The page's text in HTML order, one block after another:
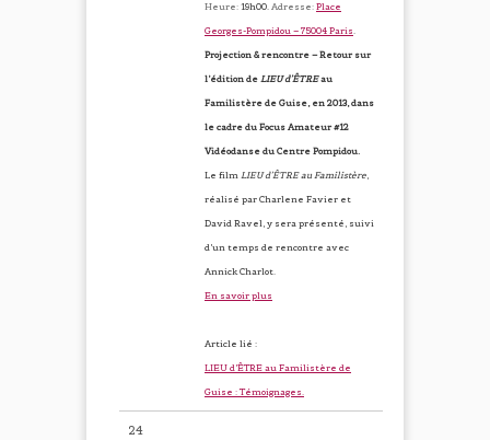
Heure: 19h00. Adresse: Place
Georges-Pompidou – 75004 Paris.
Projection & rencontre – Retour sur
l’édition de LIEU d’ÊTREau
Familistère de Guise, en 2013, dans
le cadre du Focus Amateur #12
Vidéodanse du Centre Pompidou.
Le film LIEU d’ÊTRE au Familistère,
réalisé par Charlene Favier et
David Ravel, y sera présenté, suivi
d’un temps de rencontre avec
Annick Charlot.
En savoir plus
Article lié :
LIEU d’ÊTRE au Familistère de
Guise : Témoignages.
24